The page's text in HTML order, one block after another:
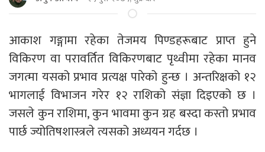
आकाश गङ्गामा रहेका तेजमय पिण्डहरूबाट प्राप्त हुने
विकिरण वा परावर्तित विकिरणबाट पृथ्वीमा रहेका मानव
जगत्मा यसको प्रभाव प्रत्यक्ष पारेको हुन्छ । अन्तरिक्षको १२
भागलाई विभाजन गरेर १२ राशिको संज्ञा दिइएको छ ।
जसले कुन राशिमा, कुन भावमा कुन ग्रह बस्दा कस्तो प्रभाव
पार्छ ज्योतिषशास्त्रले त्यसको अध्ययन गर्दछ ।